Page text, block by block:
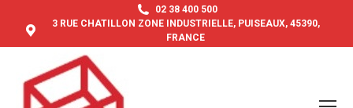
02 38 400 500
3 RUE CHATILLON ZONE INDUSTRIELLE, PUISEAUX, 45390,
FRANCE